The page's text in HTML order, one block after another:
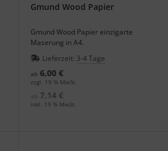
Gmund Wood Papier
Gmund Wood Papier einzigarte
Maserung in A4.
Lieferzeit: 3-4 Tage
ab 6,00 €
zzgl. 19 % MwSt.
ab
7,14 €
inkl. 19 % MwSt.